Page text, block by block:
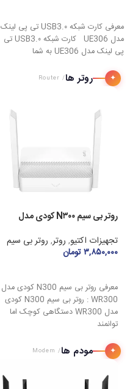
معرفی کارت شبکه USB3.۰ تی پی لینک
مدل UE306 کارت شبکه USB3.۰ تی
پی لینک مدل UE306 به شما
✦ روتر ها/ Router
روتر بی سیم N۳۰۰ کودی مدل
تجهیزات اکتیو, روتر, روتر بی سیم
۳,۸۵۰,۰۰۰تومان
معرفی روتر بی سیم N300 کودی مدل
WR300 : روتر بی سیم N300 کودی
مدل WR300 دستگاهی کوچک اما
توانمند
✦ مودم ها/ Modem